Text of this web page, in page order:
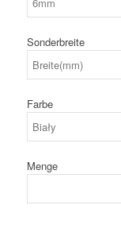
Sonderbreite
Farbe
Menge